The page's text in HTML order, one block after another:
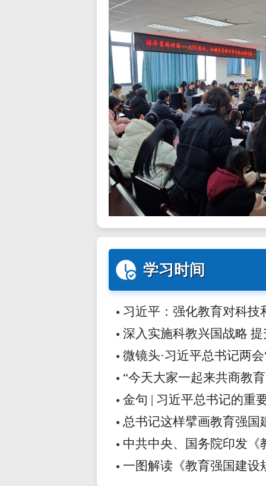
学习时间
● 习近平：强化教育对科技
● 深入实施科教兴国战略
● 微镜头·习近平总书记两
● “今天大家一起来共商教
● 金句 | 习近平总书记的重
● 总书记这样擘画教育强国
● 中共中央、国务院印发《
● 一图解读《教育强国建设